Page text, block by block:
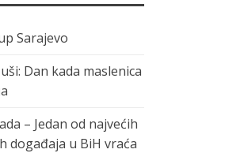
Sarajevo
Dan kada maslenica
– Jedan od najvećih
događaja u BiH vraća